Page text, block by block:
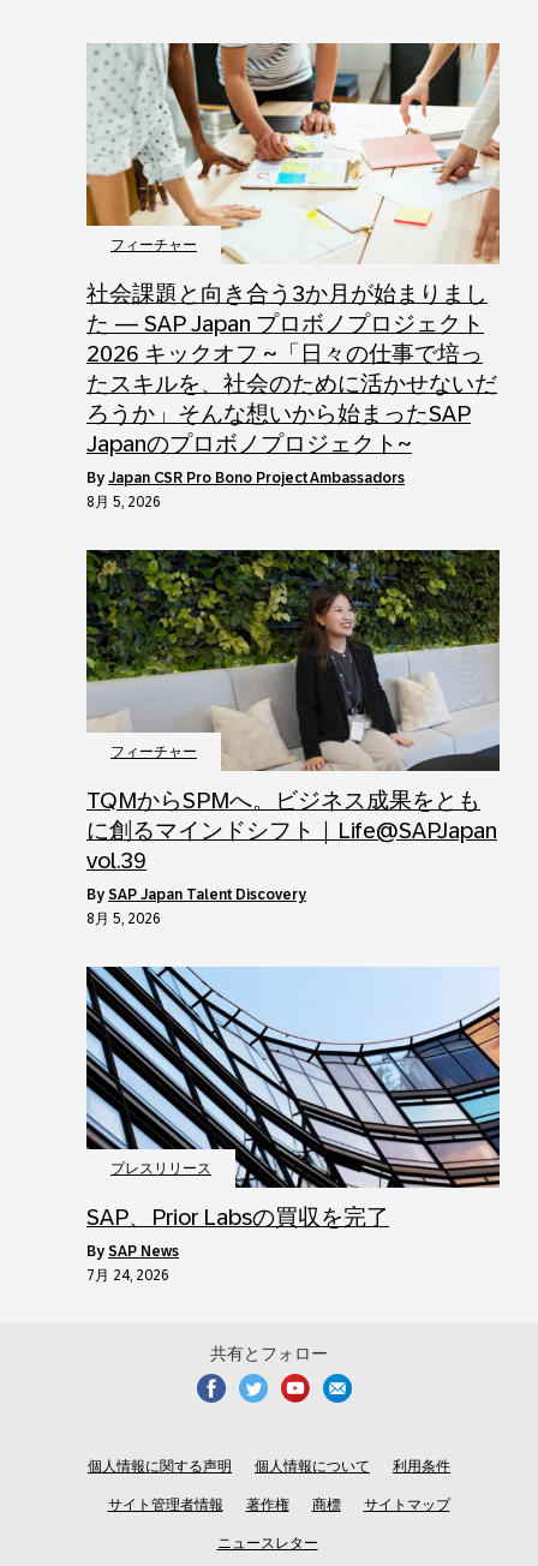
フィーチャー
社会課題と向き合う3か月が始まりまし
た ― SAP Japan プロボノプロジェクト
2026 キックオフ ~「日々の仕事で培っ
たスキルを、社会のために活かせないだ
ろうか」そんな想いから始まったSAP
Japanのプロボノプロジェクト~
by Japan CSR Pro Bono Project Ambassadors
8月 5, 2026
フィーチャー
TQMからSPMへ。ビジネス成果をとも
に創るマインドシフト｜Life@SAPJapan
vol.39
by SAP Japan Talent Discovery
8月 5, 2026
プレスリリース
SAP、Prior Labsの買収を完了
by SAP News
7月 24, 2026
共有とフォロー
個人情報に関する声明 個人情報について 利用条件
サイト管理者情報 著作権 商標 サイトマップ
ニュースレター